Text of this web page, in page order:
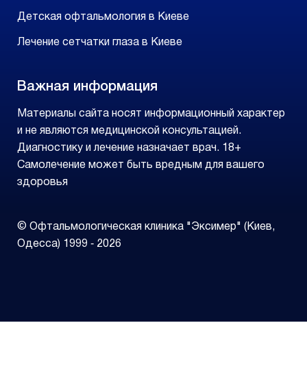
Детская офтальмология в Киеве
Лечение сетчатки глаза в Киеве
Важная информация
Материалы сайта носят информационный характер
и не являются медицинской консультацией.
Диагностику и лечение назначает врач. 18+
Самолечение может быть вредным для вашего
здоровья
© Офтальмологическая клиника "Эксимер" (Киев,
Одесса) 1999 ‑ 2026